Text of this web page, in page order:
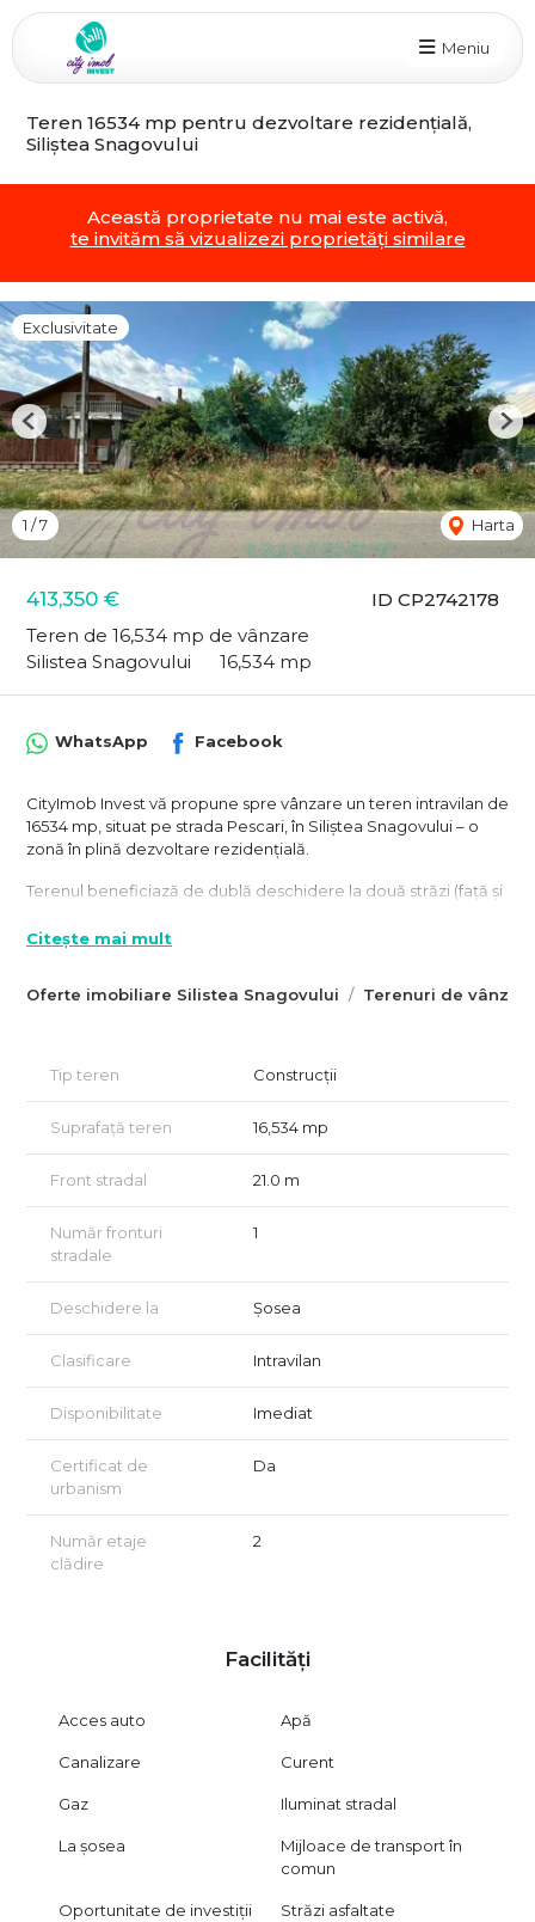
Meniu
Teren 16534 mp pentru dezvoltare rezidențială,
Siliștea Snagovului
Această proprietate nu mai este activă,
te invităm să vizualizezi proprietăți similare
ID CP2742178
413,350 €
Teren de 16,534 mp de vânzare
Silistea Snagovului
16,534 mp
Exclusivitate
1 /7 Harta
Previous
Oferte imobiliare Silistea Snagovului Terenuri de
WhatsApp Facebook
CityImob Invest vă propune spre vânzare un teren intravilan de
16534 mp, situat pe strada Pescari, în Siliștea Snagovului – o
zonă în plină dezvoltare rezidențială.
Terenul beneficiază de dublă deschidere la două străzi (față și
canalizare, apă, curent electric, gaze, fibră optică – iar strada
liber de construcții, având Certificat de Urbanism valabil, fiind
sau vile înșiruite.
Lotul se află la 2 minute pietonale de statia de autobuz 446
(care ajunge direct la Piața Presei), 2 minute de Mega Image și
la aproximativ 15 minute de Mănăstirea Snagov sau pădure.
Pentru mai multe informații sau pentru a programa o vizionare,
ipotecar.
Vizionarea se face doar în baza semnării unui acord conform
art. 2.096-2.102 din Codul Civil
Citește mai mult
Tip teren Construcții
Suprafață teren 16,534 mp
Front stradal 21.0 m
Număr fronturi
stradale
1
Deschidere la Șosea
Clasificare Intravilan
Disponibilitate Imediat
Certificat de
urbanism
Da
Număr etaje
clădire
2
Facilități
Acces auto Apă
Canalizare Curent
Gaz Iluminat stradal
La șosea
Mijloace de transport în
comun
Oportunitate de investiții Străzi asfaltate